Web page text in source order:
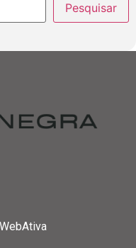
Pesquisar
WebAtiva